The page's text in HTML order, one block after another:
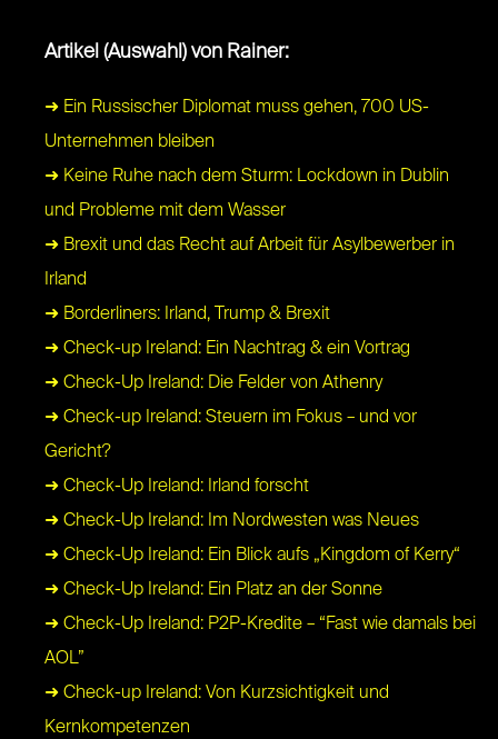
Artikel (Auswahl) von Rainer:
➜ Ein Russischer Diplomat muss gehen, 700 US-
Unternehmen bleiben
➜ Keine Ruhe nach dem Sturm: Lockdown in Dublin
und Probleme mit dem Wasser
➜ Brexit und das Recht auf Arbeit für Asylbewerber in
Irland
➜ Borderliners: Irland, Trump & Brexit
➜ Check-up Ireland: Ein Nachtrag & ein Vortrag
➜ Check-Up Ireland: Die Felder von Athenry
➜ Check-up Ireland: Steuern im Fokus – und vor
Gericht?
➜ Check-Up Ireland: Irland forscht
➜ Check-Up Ireland: Im Nordwesten was Neues
➜ Check-Up Ireland: Ein Blick aufs „Kingdom of Kerry“
➜ Check-Up Ireland: Ein Platz an der Sonne
➜ Check-Up Ireland: P2P-Kredite – “Fast wie damals bei
AOL”
➜ Check-up Ireland: Von Kurzsichtigkeit und
Kernkompetenzen